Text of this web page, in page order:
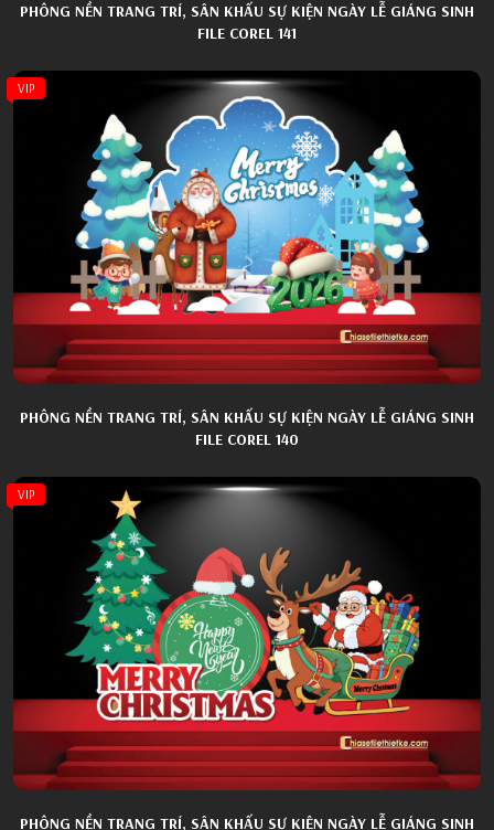
PHÔNG NỀN TRANG TRÍ, SÂN KHẤU SỰ KIỆN NGÀY LỄ GIÁNG SINH
FILE COREL 141
VIP
PHÔNG NỀN TRANG TRÍ, SÂN KHẤU SỰ KIỆN NGÀY LỄ GIÁNG SINH
FILE COREL 140
VIP
PHÔNG NỀN TRANG TRÍ, SÂN KHẤU SỰ KIỆN NGÀY LỄ GIÁNG SINH